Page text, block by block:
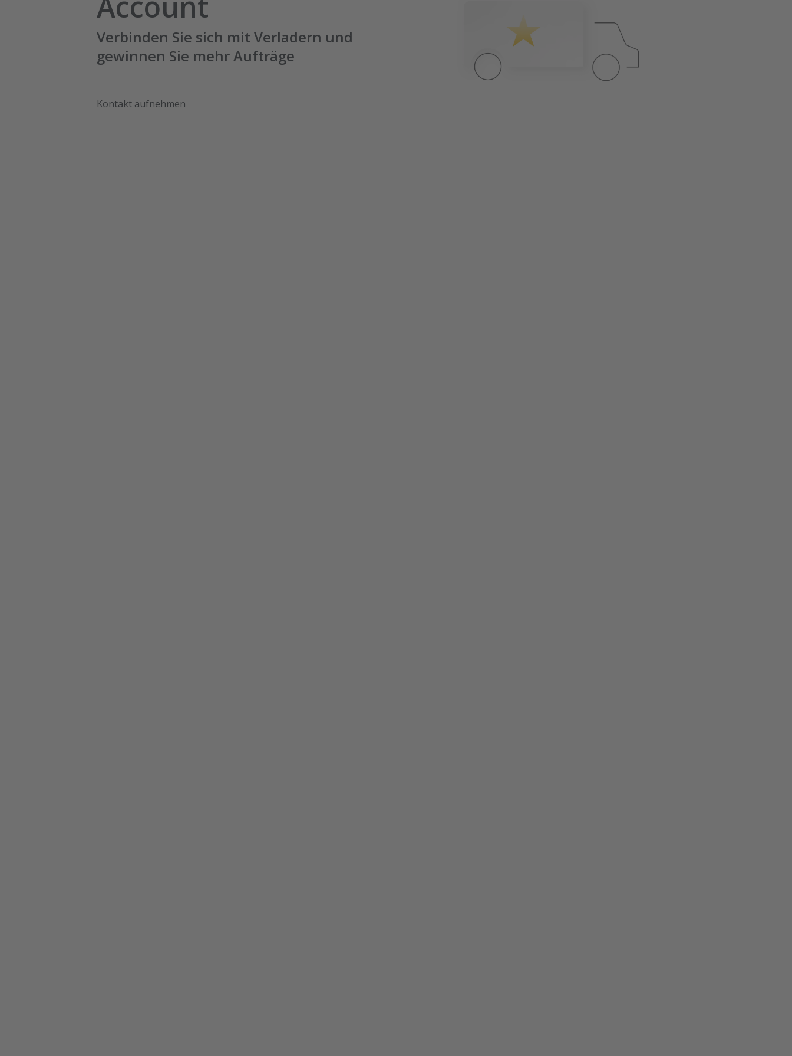
Verbinden Sie sich mit Verladern und
gewinnen Sie mehr Aufträge
Kontakt aufnehmen